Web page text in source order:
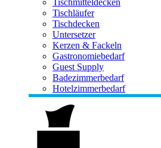
Tischmitteldecken
Tischläufer
Tischdecken
Untersetzer
Kerzen & Fackeln
Gastronomiebedarf
Guest Supply
Badezimmerbedarf
Hotelzimmerbedarf